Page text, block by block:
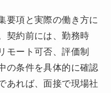
要項と実際の働き方に
契約前には、勤務時
モート可否、評価制
の条件を具体的に確認
あれば、面接で現場社